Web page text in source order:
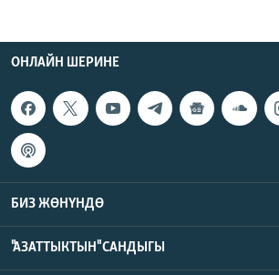
ОНЛАЙН ШЕРИНЕ
БИЗ ЖӨНҮНДӨ
"АЗАТТЫКТЫН" САНДЫГЫ